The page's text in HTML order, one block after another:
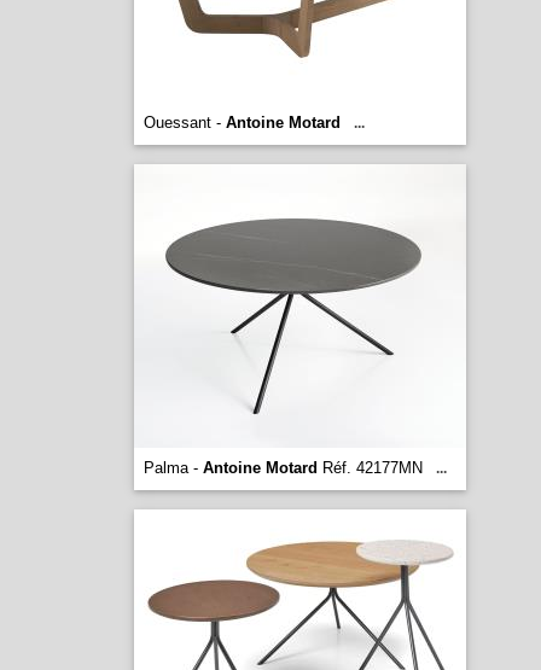
Ouessant - Antoine Motard ...
Palma - Antoine Motard Réf. 42177MN ...